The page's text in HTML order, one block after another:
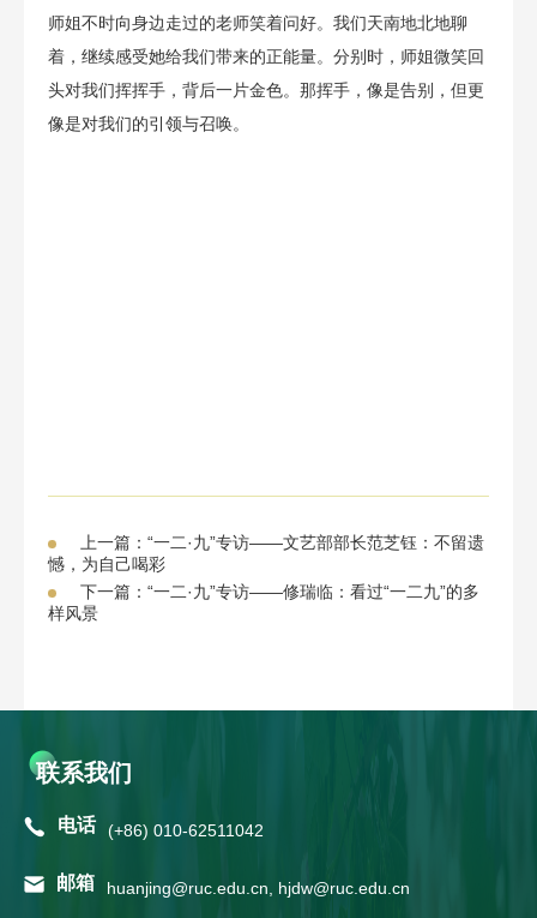
师姐不时向身边走过的老师笑着问好。我们天南地北地聊
着，继续感受她给我们带来的正能量。分别时，师姐微笑回
头对我们挥挥手，背后一片金色。那挥手，像是告别，但更
像是对我们的引领与召唤。
上一篇：“一二·九”专访——文艺部部长范芝钰：不留遗
憾，为自己喝彩
下一篇：“一二·九”专访——修瑞临：看过“一二九”的多
样风景
联系我们
电话 (+86) 010-62511042
邮箱 huanjing@ruc.edu.cn, hjdw@ruc.edu.cn